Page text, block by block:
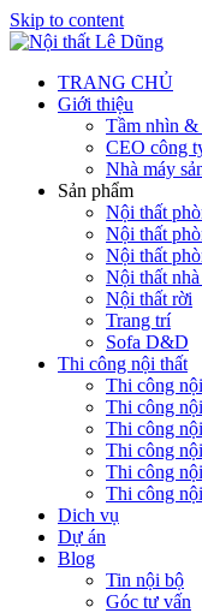
Skip to content
TRANG CHỦ
Giới thiệu
Tầm nhìn &
CEO công
Nhà máy
Sản phẩm
Nội thất
Nội thất
Nội thất
Nội thất
Nội thất rời
Trang trí
Sofa D&D
Thi công nội thất
Thi công
Thi công
Thi công
Thi công
Thi công
Thi công
Dich vụ
Dự án
Blog
Tin nội bộ
Góc tư vấn